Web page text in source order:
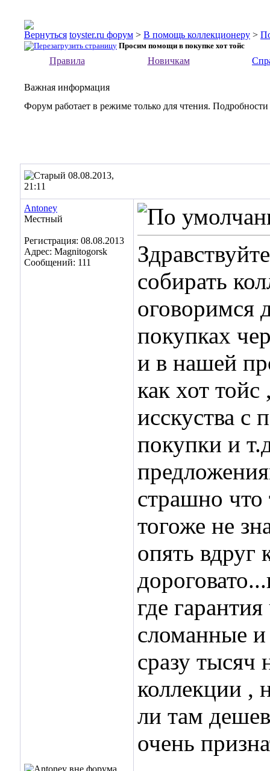
toyster.ru форум > В помощь коллекционеру >
Просим помощи в покупке хот тойс
Правила Новичкам
Важная информация
Форум работает в режиме только для чтения.
08.08.2013,
21:11
Antoney
Местный
Регистрация: 08.08.2013
Адрес: Magnitogorsk
Сообщений: 111
собирать
оговоримся
покупках
и в нашей
как хот
исскуства с
покупки и
страшно что
тогоже не
опять вдруг
где
сломанные и
сразу тысяч
коллекции ,
ли там
очень